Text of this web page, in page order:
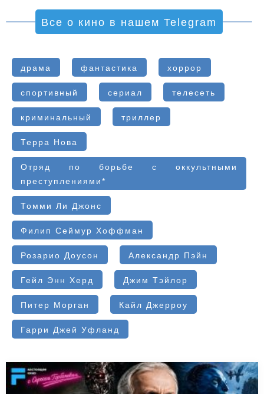
Все о кино в нашем Telegram
драма фантастика хоррор
спортивный сериал телесеть
криминальный триллер
Терра Нова
Отряд по борьбе с оккультными
преступлениями*
Томми Ли Джонс
Филип Сеймур Хоффман
Розарио Доусон Александр Пэйн
Гейл Энн Херд Джим Тэйлор
Питер Морган Кайл Джерроу
Гарри Джей Уфланд